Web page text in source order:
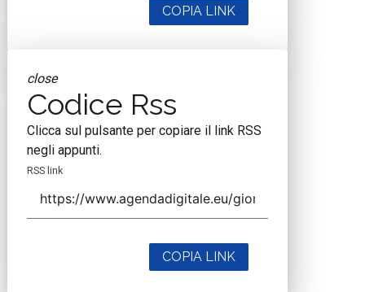
COPIA LINK
close
Codice Rss
Clicca sul pulsante per copiare il link RSS
negli appunti.
RSS link
COPIA LINK